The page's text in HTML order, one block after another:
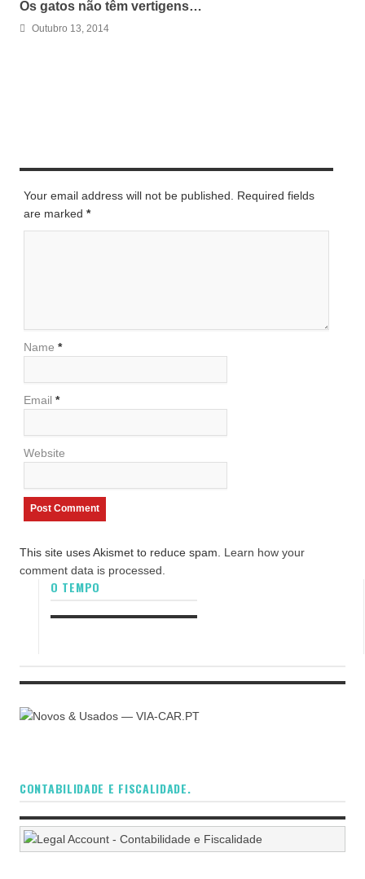
Os gatos não têm vertigens…
Outubro 13, 2014
Your email address will not be published. Required fields
are marked *
Name *
Email *
Website
This site uses Akismet to reduce spam. Learn how your
comment data is processed.
O TEMPO
CONTABILIDADE E FISCALIDADE.